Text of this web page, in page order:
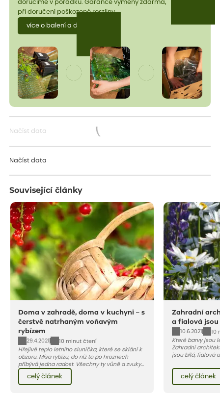
doručíme v pořádku. Garance výměny zdarma,
při doručení poškozené rostliny.
více o balení a dopravě
Načíst data
Načíst data
Související články
Doma v zahradě, doma v kuchyni – s
čerstvě natrhaným voňavým
rybízem
29.4.2021
10 minut čtení
Hřejivé teplo letního sluníčka, které se sklání k
obzoru. Mísa rybízu, do níž to po hroznech
přibývá jedna radost. Všechny ty vůně a zvuky
červencové zahrady. Sklizeň rybízu do kuchyně
vnese neuvěřitelný klid a radost. A taky trochu
bezstarostnosti dětství při mlsání babiččina
celý článek
Zahradní
a fialová jsou
10.6.2021
10
Které barvy jsou
Zahradní
jsou bílá, fialová
záhon, terasu či
obléknout i vy.
celý článek